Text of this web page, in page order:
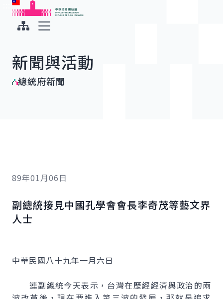
跳到主要內容
中華民國總統府
新聞與活動
總統府新聞
89年01月06日
副總統接見中國孔學會會長李奇茂等藝文界
人士
中華民國八十九年一月六日
連副總統今天表示，台灣在歷經經濟與政治的兩